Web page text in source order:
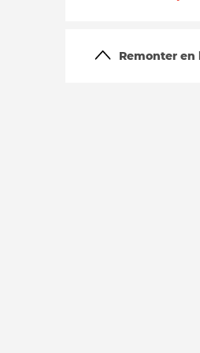
Remonter